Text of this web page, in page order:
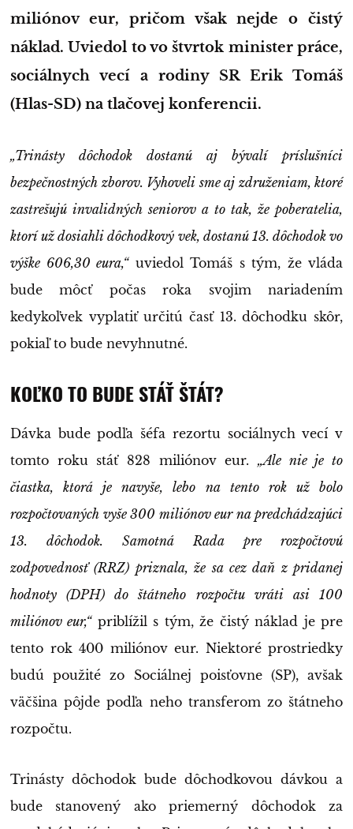
miliónov eur, pričom však nejde o čistý
náklad. Uviedol to vo štvrtok minister práce,
sociálnych vecí a rodiny SR Erik Tomáš
(Hlas-SD) na tlačovej konferencii.
„Trinásty dôchodok dostanú aj bývalí príslušníci
bezpečnostných zborov. Vyhoveli sme aj združeniam, ktoré
zastrešujú invalidných seniorov a to tak, že poberatelia,
ktorí už dosiahli dôchodkový vek, dostanú 13. dôchodok vo
výške 606,30 eura,“uviedol Tomáš s tým, že vláda
bude môcť počas roka svojim nariadením
kedykoľvek vyplatiť určitú časť 13. dôchodku skôr,
pokiaľ to bude nevyhnutné.
KOĽKO TO BUDE STÁŤ ŠTÁT?
Dávka bude podľa šéfa rezortu sociálnych vecí v
tomto roku stáť 828 miliónov eur. „Ale nie je to
čiastka, ktorá je navyše, lebo na tento rok už bolo
rozpočtovaných vyše 300 miliónov eur na predchádzajúci
13. dôchodok. Samotná Rada pre rozpočtovú
zodpovednosť (RRZ) priznala, že sa cez daň z pridanej
hodnoty (DPH) do štátneho rozpočtu vráti asi 100
miliónov eur,“priblížil s tým, že čistý náklad je pre
tento rok 400 miliónov eur. Niektoré prostriedky
budú použité zo Sociálnej poisťovne (SP), avšak
väčšina pôjde podľa neho transferom zo štátneho
rozpočtu.
Trinásty dôchodok bude dôchodkovou dávkou a
bude stanovený ako priemerný dôchodok za